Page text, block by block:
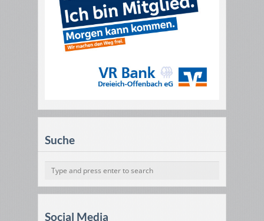
Suche
Social Media